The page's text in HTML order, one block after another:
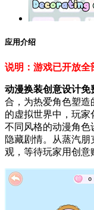
应用介绍
说明：游戏已开放全
动漫换装创意设计免
合，为热爱角色塑造
的虚拟世界中，玩
不同风格的动漫角色
隐藏剧情。从蒸汽
观，等待玩家用创意